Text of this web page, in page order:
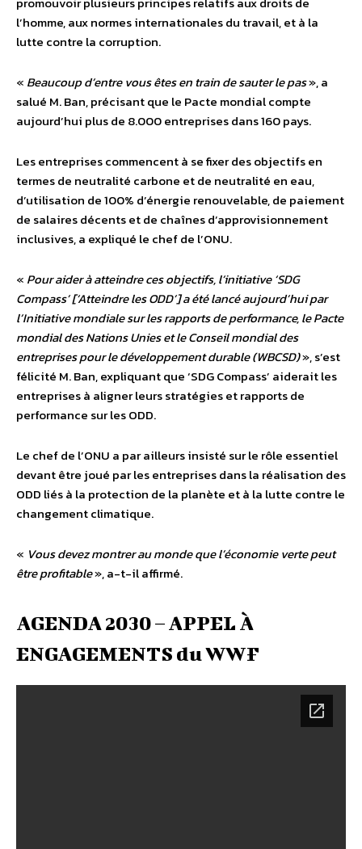
l’homme, aux normes internationales du travail, et à la
lutte contre la corruption.
« Beaucoup d’entre vous êtes en train de sauter le pas», a
salué M. Ban, précisant que le Pacte mondial compte
aujourd’hui plus de 8.000 entreprises dans 160 pays.
Les entreprises commencent à se fixer des objectifs en
termes de neutralité carbone et de neutralité en eau,
d’utilisation de 100% d’énergie renouvelable, de paiement
de salaires décents et de chaînes d’approvisionnement
inclusives, a expliqué le chef de l’ONU.
« Pour aider à atteindre ces objectifs, l’initiative ‘SDG
Compass’ [‘Atteindre les ODD’] a été lancé aujourd’hui par
l’Initiative mondiale sur les rapports de performance, le Pacte
mondial des Nations Unies et le Conseil mondial des
entreprises pour le développement durable (WBCSD)», s’est
félicité M. Ban, expliquant que ‘SDG Compass’ aiderait les
entreprises à aligner leurs stratégies et rapports de
performance sur les ODD.
Le chef de l’ONU a par ailleurs insisté sur le rôle essentiel
devant être joué par les entreprises dans la réalisation des
ODD liés à la protection de la planète et à la lutte contre le
changement climatique.
« Vous devez montrer au monde que l’économie verte peut
être profitable», a-t-il affirmé.
AGENDA 2030 – APPEL À
ENGAGEMENTS du WWF